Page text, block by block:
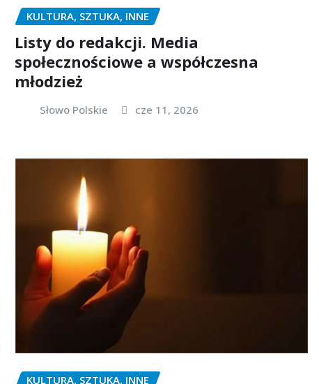
KULTURA, SZTUKA, INNE
Listy do redakcji. Media
społecznościowe a współczesna
młodzież
Słowo Polskie cze 11, 2026
KULTURA, SZTUKA, INNE